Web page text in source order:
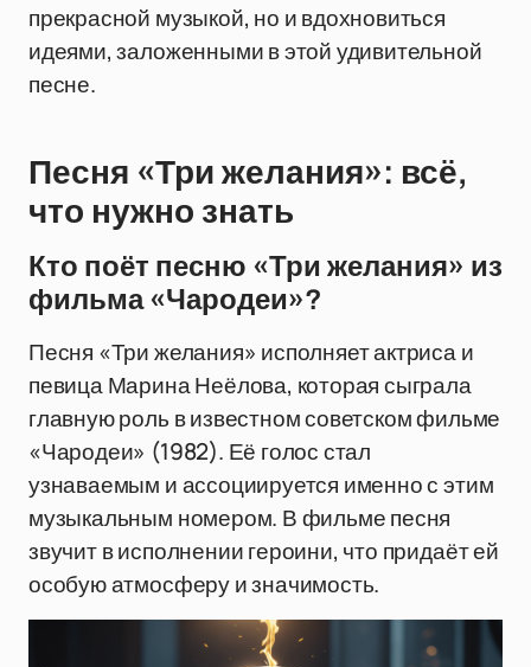
прекрасной музыкой, но и вдохновиться
идеями, заложенными в этой удивительной
песне.
Песня «Три желания»: всё,
что нужно знать
Кто поёт песню «Три желания» из
фильма «Чародеи»?
Песня «Три желания» исполняет актриса и
певица Марина Неёлова, которая сыграла
главную роль в известном советском фильме
«Чародеи» (1982). Её голос стал
узнаваемым и ассоциируется именно с этим
музыкальным номером. В фильме песня
звучит в исполнении героини, что придаёт ей
особую атмосферу и значимость.